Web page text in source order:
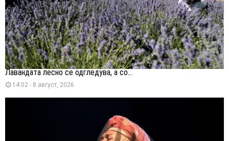
Лавандата лесно се одгледува, а со...
14:02 - 8 август, 2026